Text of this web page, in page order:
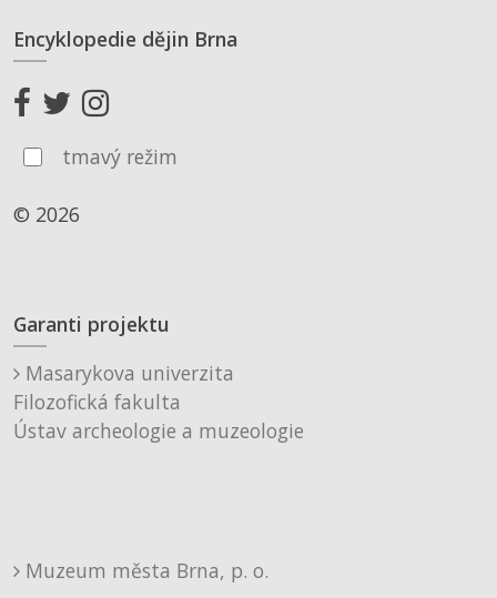
Encyklopedie dějin Brna
tmavý režim
© 2026
Garanti projektu
Masarykova univerzita
Filozofická fakulta
Ústav archeologie a muzeologie
Muzeum města Brna, p. o.